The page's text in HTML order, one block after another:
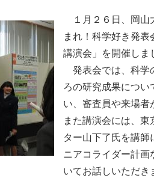
１月２６日、岡山
まれ！科学好き発表
講演会」を開催し
発表会では、科学
ろの研究成果につい
い、審査員や来場者
また講演会には、
ター山下了氏を講師
ニアコライダー計画
いてお話しいただき